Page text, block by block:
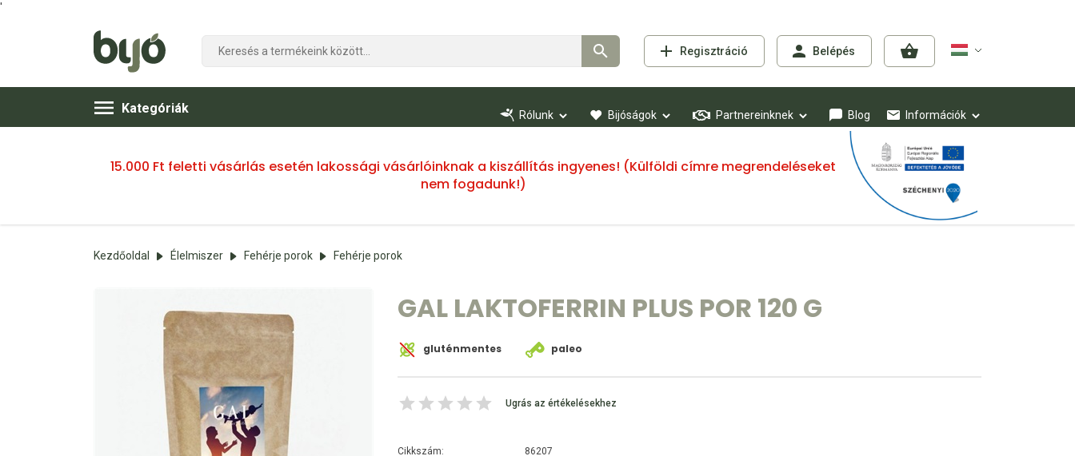
'
Regisztráció Belépés
Kategóriák Rólunk Bijóságok Partnereinknek Blog Információk
15.000 Ft feletti vásárlás esetén lakossági vásárlóinknak a kiszállítás ingyenes! (Külföldi címre megrendeléseket
nem fogadunk!)
Kezdőoldal Élelmiszer Fehérje porok Fehérje porok
GAL LAKTOFERRIN PLUS POR 120 G
gluténmentes paleo
Ugrás az értékelésekhez
Cikkszám:
86207